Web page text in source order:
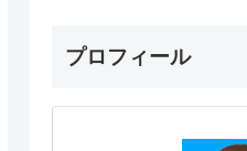
プロフィール